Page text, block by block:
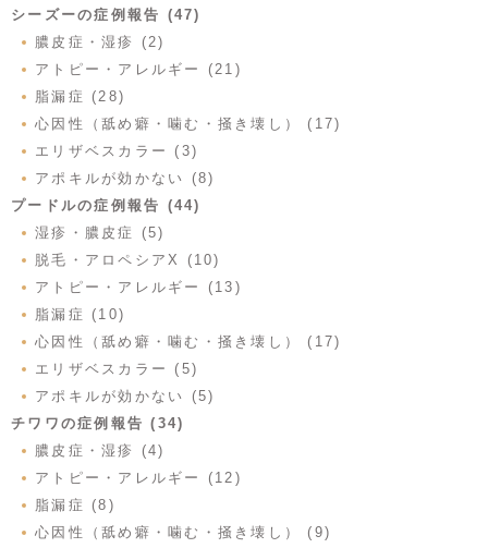
シーズーの症例報告 (47)
膿皮症・湿疹 (2)
アトピー・アレルギー (21)
脂漏症 (28)
心因性（舐め癖・噛む・掻き壊し） (17)
エリザベスカラー (3)
アポキルが効かない (8)
プードルの症例報告 (44)
湿疹・膿皮症 (5)
脱毛・アロペシアX (10)
アトピー・アレルギー (13)
脂漏症 (10)
心因性（舐め癖・噛む・掻き壊し） (17)
エリザベスカラー (5)
アポキルが効かない (5)
チワワの症例報告 (34)
膿皮症・湿疹 (4)
アトピー・アレルギー (12)
脂漏症 (8)
心因性（舐め癖・噛む・掻き壊し） (9)